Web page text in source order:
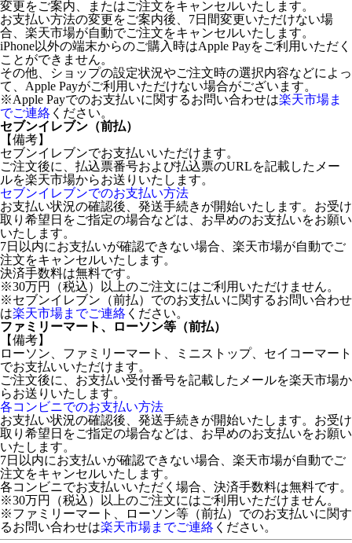
変更をご案内、またはご注文をキャンセルいたします。
お支払い方法の変更をご案内後、7日間変更いただけない場
合、楽天市場が自動でご注文をキャンセルいたします。
iPhone以外の端末からのご購入時はApple Payをご利用いただく
ことができません。
その他、ショップの設定状況やご注文時の選択内容などによっ
て、Apple Payがご利用いただけない場合がございます。
※Apple Payでのお支払いに関するお問い合わせは楽天市場ま
でご連絡 ください。
セブンイレブン（前払）
【備考】
セブンイレブンでお支払いいただけます。
ご注文後に、払込票番号および払込票のURLを記載したメー
ルを楽天市場からお送りいたします。
セブンイレブンでのお支払い方法
お支払い状況の確認後、発送手続きが開始いたします。お受け
取り希望日をご指定の場合などは、お早めのお支払いをお願い
いたします。
7日以内にお支払いが確認できない場合、楽天市場が自動でご
注文をキャンセルいたします。
決済手数料は無料です。
※30万円（税込）以上のご注文にはご利用いただけません。
※セブンイレブン（前払）でのお支払いに関するお問い合わせ
は楽天市場までご連絡 ください。
ファミリーマート、ローソン等（前払）
【備考】
ローソン、ファミリーマート、ミニストップ、セイコーマート
でお支払いいただけます。
ご注文後に、お支払い受付番号を記載したメールを楽天市場か
らお送りいたします。
各コンビニでのお支払い方法
お支払い状況の確認後、発送手続きが開始いたします。お受け
取り希望日をご指定の場合などは、お早めのお支払いをお願い
いたします。
7日以内にお支払いが確認できない場合、楽天市場が自動でご
注文をキャンセルいたします。
各コンビニでお支払いいただく場合、決済手数料は無料です。
※30万円（税込）以上のご注文にはご利用いただけません。
※ファミリーマート、ローソン等（前払）でのお支払いに関す
るお問い合わせは楽天市場までご連絡 ください。